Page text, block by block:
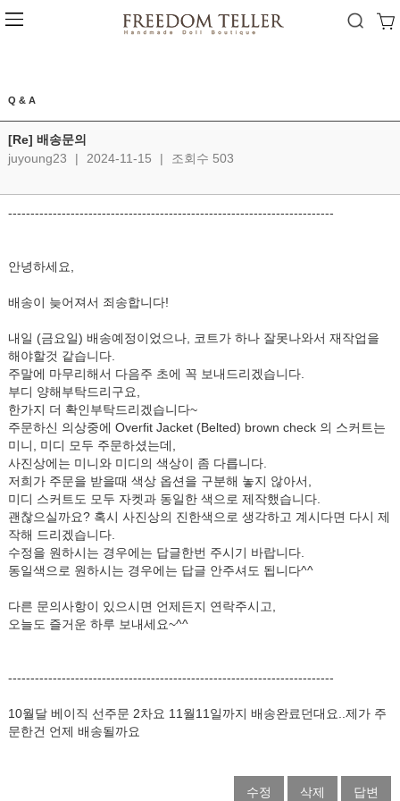
Q & A
[Re] 배송문의
juyoung23
| 2024-11-15 | 조회수 503
-------------------------------------------------------------------------
안녕하세요,
배송이 늦어져서 죄송합니다!
내일 (금요일) 배송예정이었으나, 코트가 하나 잘못나와서 재작업을
해야할것 같습니다.
주말에 마무리해서 다음주 초에 꼭 보내드리겠습니다.
부디 양해부탁드리구요,
한가지 더 확인부탁드리겠습니다~
주문하신 의상중에 Overfit Jacket (Belted) brown check 의 스커트는
미니, 미디 모두 주문하셨는데,
사진상에는 미니와 미디의 색상이 좀 다릅니다.
저희가 주문을 받을때 색상 옵션을 구분해 놓지 않아서,
미디 스커트도 모두 자켓과 동일한 색으로 제작했습니다.
괜찮으실까요? 혹시 사진상의 진한색으로 생각하고 계시다면 다시 제
작해 드리겠습니다.
수정을 원하시는 경우에는 답글한번 주시기 바랍니다.
동일색으로 원하시는 경우에는 답글 안주셔도 됩니다^^
다른 문의사항이 있으시면 언제든지 연락주시고,
오늘도 즐거운 하루 보내세요~^^
-------------------------------------------------------------------------
10월달 베이직 선주문 2차요 11월11일까지 배송완료던대요..제가 주
문한건 언제 배송될까요
수정 삭제 답변